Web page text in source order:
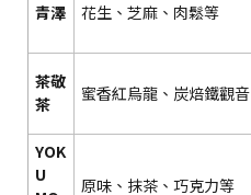
青澤 花生、芝麻、肉鬆等
茶敬
茶
蜜香紅烏龍、炭焙鐵觀音
YOK
U
原味、抹茶、巧克力等